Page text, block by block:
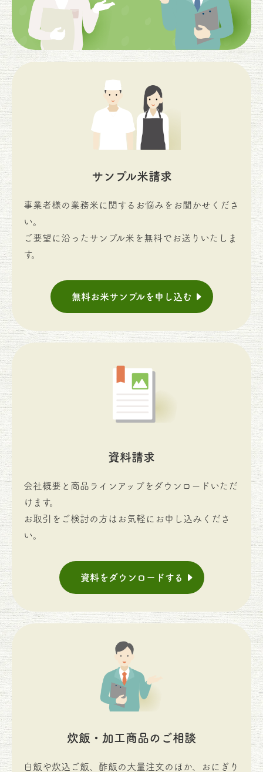
サンプル米請求
事業者様の業務米に関するお悩みをお聞かせくださ
い。
ご要望に沿ったサンプル米を無料でお送りいたしま
す。
無料お米サンプルを申し込む
資料請求
会社概要と商品ラインアップをダウンロードいただ
けます。
お取引をご検討の方はお気軽にお申し込みくださ
い。
資料をダウンロードする
炊飯・加工商品のご相談
白飯や炊込ご飯、酢飯の大量注文のほか、おにぎり